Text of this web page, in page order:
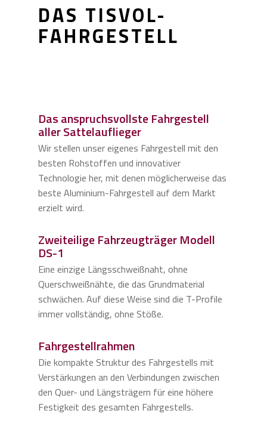
DAS TISVOL-
FAHRGESTELL
Das anspruchsvollste Fahrgestell
aller Sattelauflieger
Wir stellen unser eigenes Fahrgestell mit den
besten Rohstoffen und innovativer
Technologie her, mit denen möglicherweise das
beste Aluminium-Fahrgestell auf dem Markt
erzielt wird.
Zweiteilige Fahrzeugträger Modell
DS-1
Eine einzige Längsschweißnaht, ohne
Querschweißnähte, die das Grundmaterial
schwächen. Auf diese Weise sind die T-Profile
immer vollständig, ohne Stöße.
Fahrgestellrahmen
Die kompakte Struktur des Fahrgestells mit
Verstärkungen an den Verbindungen zwischen
den Quer- und Längsträgern für eine höhere
Festigkeit des gesamten Fahrgestells.